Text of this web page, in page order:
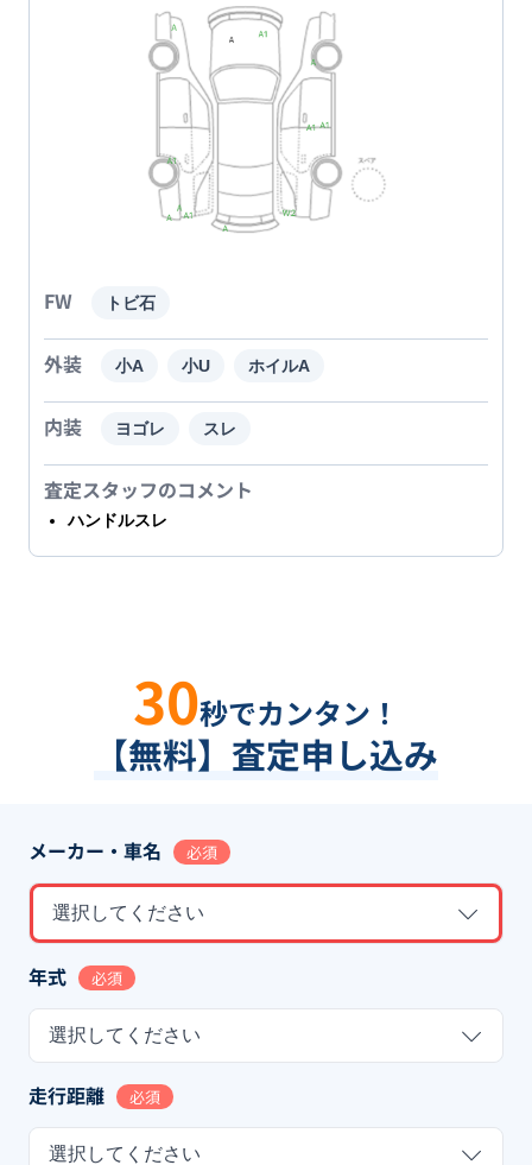
FW トビ石
外装 小A 小U ホイルA
内装 ヨゴレ スレ
査定スタッフのコメント
ハンドルスレ
30秒でカンタン！
【無料】査定申し込み
メーカー・車名 必須
選択してください
年式 必須
選択してください
走行距離 必須
選択してください